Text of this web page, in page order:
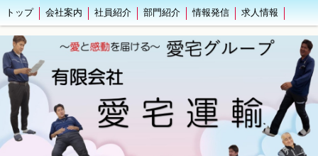
トップ 会社案内 社員紹介 部門紹介 情報発信 求人情報